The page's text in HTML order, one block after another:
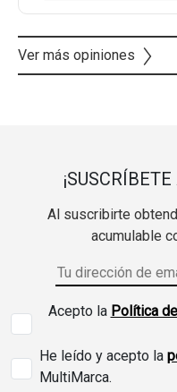
Ver más opiniones
Al suscribirte
acumulable
Acepto la Política
He leído y acepto la
MultiMarca.